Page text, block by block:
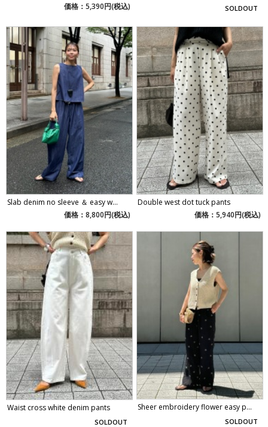
価格：5,390円(税込)
SOLDOUT
Slab denim no sleeve ＆ easy w...
価格：8,800円(税込)
Double west dot tuck pants
価格：5,940円(税込)
Waist cross white denim pants
SOLDOUT
Sheer embroidery flower easy p...
SOLDOUT